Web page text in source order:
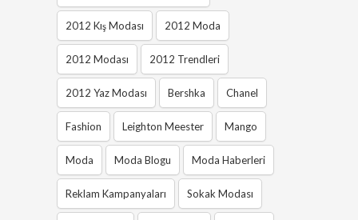
2012 Kış Modası 2012 Moda
2012 Modası 2012 Trendleri
2012 Yaz Modası Bershka Chanel
Fashion Leighton Meester Mango
Moda Moda Blogu Moda Haberleri
Reklam Kampanyaları Sokak Modası